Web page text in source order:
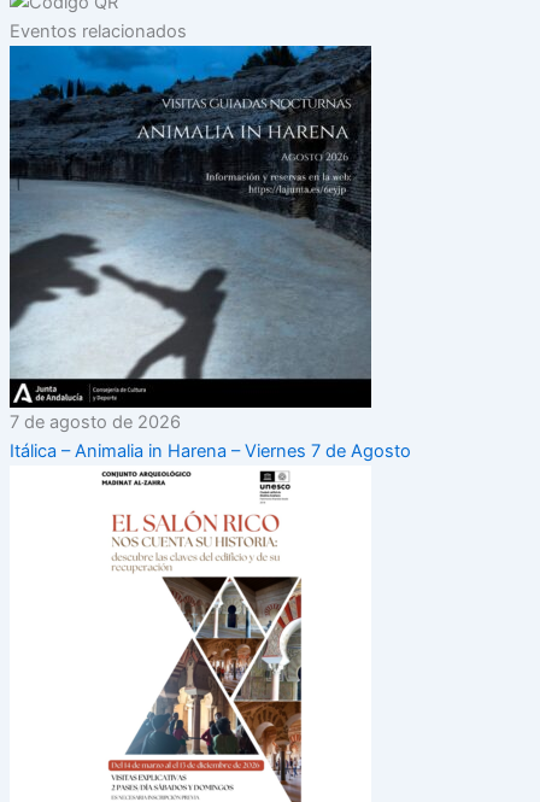
Eventos relacionados
7 de agosto de 2026
Itálica – Animalia in Harena – Viernes 7 de Agosto